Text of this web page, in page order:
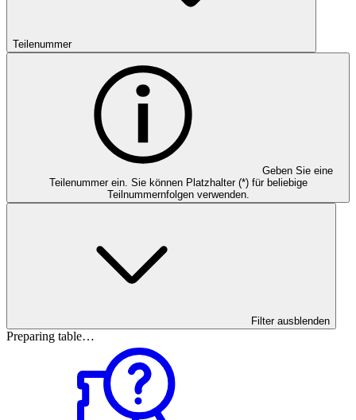
Teilenummer
Geben Sie eine
Teilenummer ein. Sie können Platzhalter (*) für beliebige
Teilnummernfolgen verwenden.
Filter ausblenden
Preparing table…